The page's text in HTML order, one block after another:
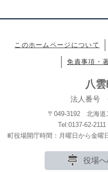
このホームページについて
免責事項・
八
法人番号
〒049-3192 北海道
Tel:0137-62-
町役場開庁時間：月曜日から金
役場